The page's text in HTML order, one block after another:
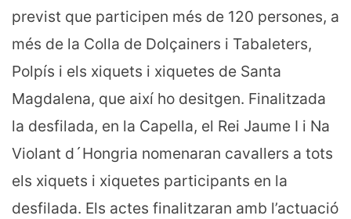
previst que participen més de 120 persones, a
més de la Colla de Dolçainers i Tabaleters,
Polpís i els xiquets i xiquetes de Santa
Magdalena, que així ho desitgen. Finalitzada
la desfilada, en la Capella, el Rei Jaume I i Na
Violant d´Hongria nomenaran cavallers a tots
els xiquets i xiquetes participants en la
desfilada. Els actes finalitzaran amb l’actuació